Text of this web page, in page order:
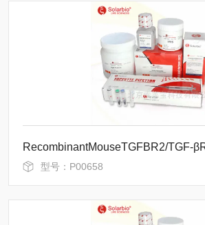
型号：P00658